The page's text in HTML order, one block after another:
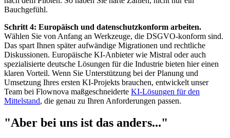
Bauchgefühl.
Schritt 4: Europäisch und datenschutzkonform arbeiten.
Wählen Sie von Anfang an Werkzeuge, die DSGVO-konform sind.
Das spart Ihnen später aufwändige Migrationen und rechtliche
Diskussionen. Europäische KI-Anbieter wie Mistral oder auch
spezialisierte deutsche Lösungen für die Industrie bieten hier einen
klaren Vorteil. Wenn Sie Unterstützung bei der Planung und
Umsetzung Ihres ersten KI-Projekts brauchen, entwickelt unser
Team bei Flownova maßgeschneiderte KI-Lösungen für den
Mittelstand, die genau zu Ihren Anforderungen passen.
"Aber bei uns ist das anders..."